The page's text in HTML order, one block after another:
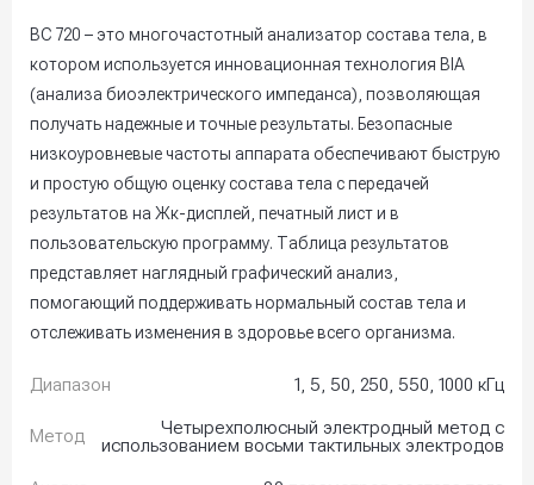
BC 720 – это многочастотный анализатор состава тела, в
котором используется инновационная технология BIA
(анализа биоэлектрического импеданса), позволяющая
получать надежные и точные результаты. Безопасные
низкоуровневые частоты аппарата обеспечивают быструю
и простую общую оценку состава тела с передачей
результатов на Жк-дисплей, печатный лист и в
пользовательскую программу. Таблица результатов
представляет наглядный графический анализ,
помогающий поддерживать нормальный состав тела и
отслеживать изменения в здоровье всего организма.
Диапазон 1, 5, 50, 250, 550, 1000 кГц
Метод
Четырехполюсный электродный метод с
использованием восьми тактильных электродов